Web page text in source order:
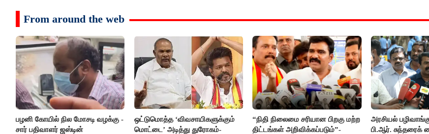
From around the web
பழனி கோயில் நில மோசடி வழக்கு -
சார் பதிவாளர் ஜஸ்டின்
ஒட்டுமொத்த ‘விவசாயிகளுக்கும்
மொட்டை’ அடித்து துரோகம்-
“நிதி நிலைமை சரியான பிறகு மற்ற
திட்டங்கள் அறிவிக்கப்படும்”-
அரசியல்
பி.ஆர். சுந்தரைக்